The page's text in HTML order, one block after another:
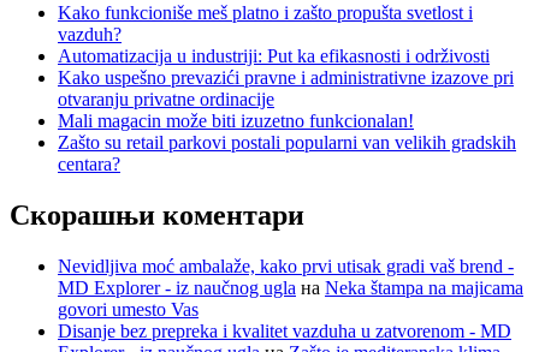
Kako funkcioniše meš platno i zašto propušta svetlost i
vazduh?
Automatizacija u industriji: Put ka efikasnosti i održivosti
Kako uspešno prevazići pravne i administrativne izazove pri
otvaranju privatne ordinacije
Mali magacin može biti izuzetno funkcionalan!
Zašto su retail parkovi postali popularni van velikih gradskih
centara?
Скорашњи коментари
Nevidljiva moć ambalaže, kako prvi utisak gradi vaš brend -
MD Explorer - iz naučnog ugla на Neka štampa na majicama
govori umesto Vas
Disanje bez prepreka i kvalitet vazduha u zatvorenom - MD